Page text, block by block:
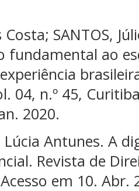
Costa; SANTOS,
fundamental ao
04, n.º 45,
2020.
Lúcia Antunes. A
Revista de
em 10. Abr.